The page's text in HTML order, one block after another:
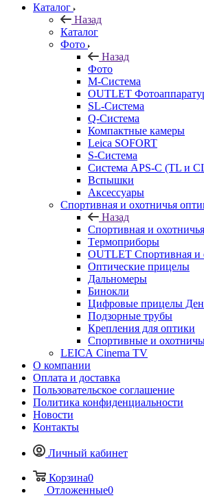
Каталог
Назад
Каталог
Фото
Назад
Фото
M-Система
OUTLET
SL-Система
Q-Cистема
Компактные камеры
Leica SOFORT
S-Система
Система APS-C (TL и
Вспышки
Аксессуары
Спортивная и охотничья
Назад
Спортивная и
Tермоприборы
OUTLET Спортивная и
Оптические прицелы
Дальномеры
Бинокли
Цифровые прицелы
Подзорные трубы
Крепления для оптики
Спортивные и
LEICA Cinema TV
О компании
Оплата и доставка
Пользовательское соглашение
Политика конфиденциальности
Новости
Контакты
Личный кабинет
Корзина0
Отложенные0